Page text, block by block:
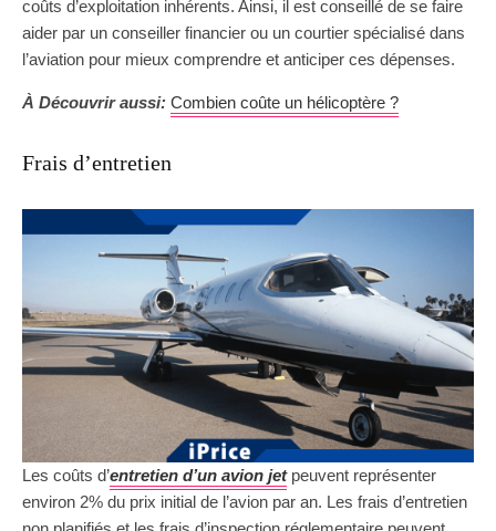
coûts d’exploitation inhérents. Ainsi, il est conseillé de se faire
aider par un conseiller financier ou un courtier spécialisé dans
l’aviation pour mieux comprendre et anticiper ces dépenses.
À Découvrir aussi: Combien coûte un hélicoptère ?
Frais d’entretien
Les coûts d’entretien d’un avion jetpeuvent représenter
environ 2% du prix initial de l’avion par an. Les frais d’entretien